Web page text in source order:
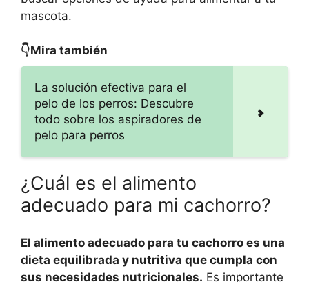
mascota.
👇Mira también
La solución efectiva para el
pelo de los perros: Descubre
todo sobre los aspiradores de
pelo para perros
¿Cuál es el alimento
adecuado para mi cachorro?
El alimento adecuado para tu cachorro es una
dieta equilibrada y nutritiva que cumpla con
sus necesidades nutricionales. Es importante